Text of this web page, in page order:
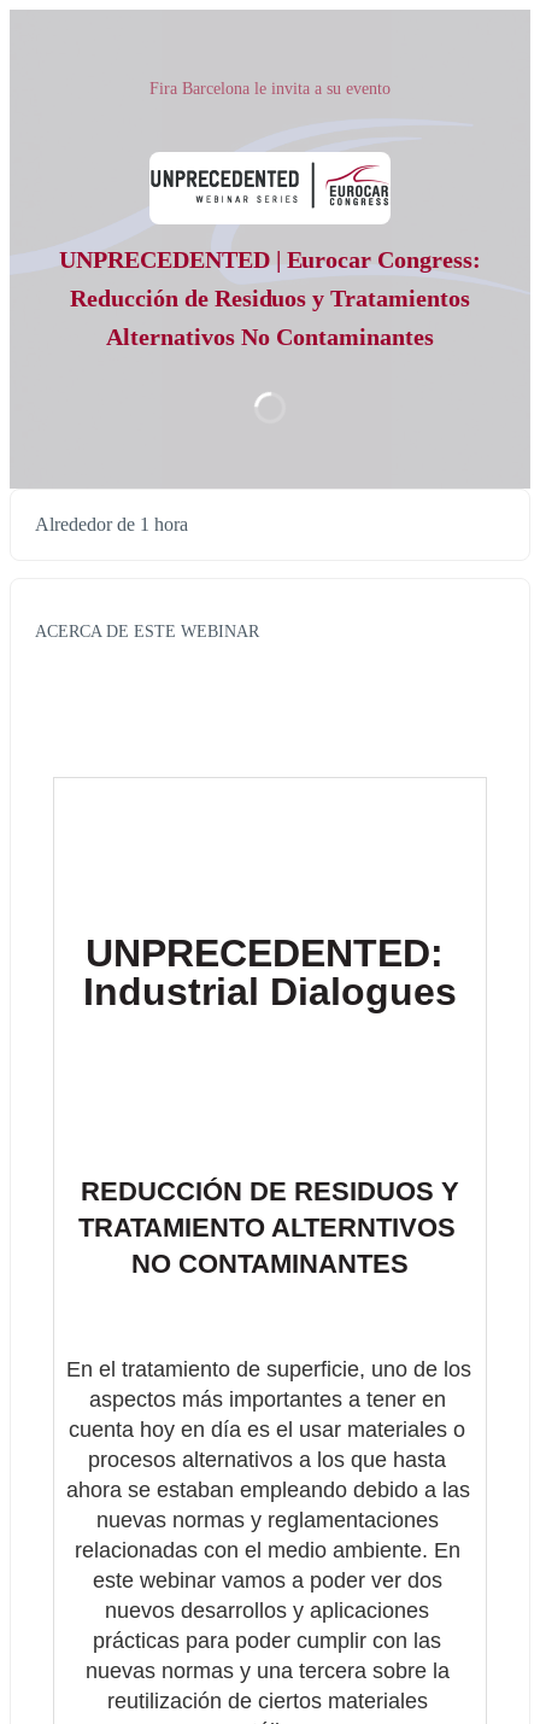
Fira Barcelona le invita a su evento
UNPRECEDENTED | Eurocar Congress:
Reducción de Residuos y Tratamientos
Alternativos No Contaminantes
Alrededor de 1 hora
ACERCA DE ESTE WEBINAR
UNPRECEDENTED:
Industrial Dialogues
REDUCCIÓN DE RESIDUOS Y
TRATAMIENTO ALTERNTIVOS
NO CONTAMINANTES
En el tratamiento de superficie, uno de los
aspectos más importantes a tener en
cuenta hoy en día es el usar materiales o
procesos alternativos a los que hasta
ahora se estaban empleando debido a las
nuevas normas y reglamentaciones
relacionadas con el medio ambiente. En
este webinar vamos a poder ver dos
nuevos desarrollos y aplicaciones
prácticas para poder cumplir con las
nuevas normas y una tercera sobre la
reutilización de ciertos materiales